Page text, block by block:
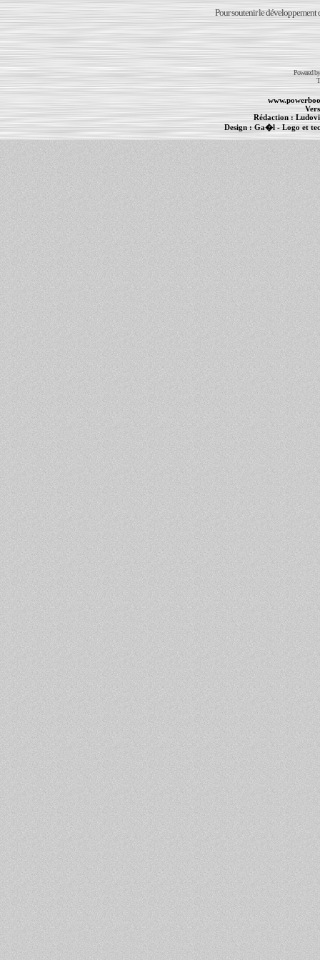
Pour soutenir le développement
Powered
Rédaction :
Design :Ga�l- Logo et
PowerBook